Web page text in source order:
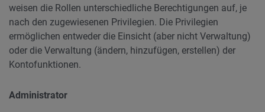
weisen die Rollen unterschiedliche Berechtigungen auf, je
nach den zugewiesenen Privilegien. Die Privilegien
ermöglichen entweder die Einsicht (aber nicht Verwaltung)
oder die Verwaltung (ändern, hinzufügen, erstellen) der
Kontofunktionen.
Administrator